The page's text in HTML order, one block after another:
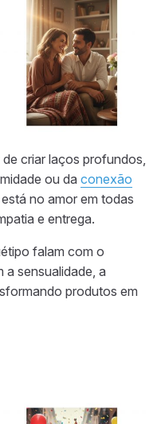
criar laços profundos,
ou da conexão
no amor em todas
e entrega.
falam com o
sensualidade, a
produtos em